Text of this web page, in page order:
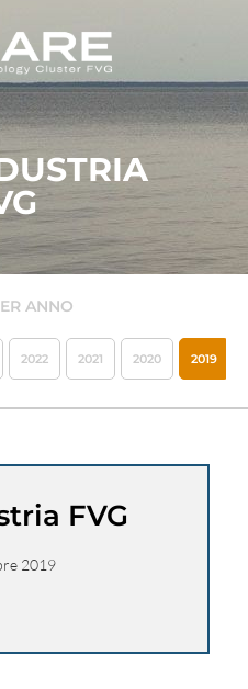
ANNO
2022 2021 2020 2019
FVG
2019